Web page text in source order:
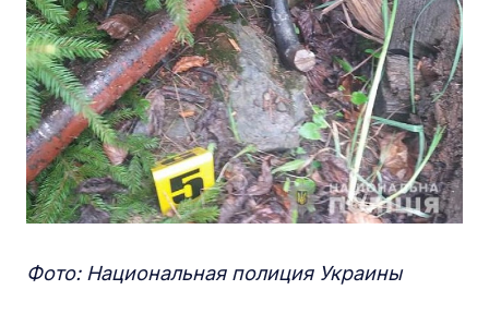
Фото: Национальная полиция Украины